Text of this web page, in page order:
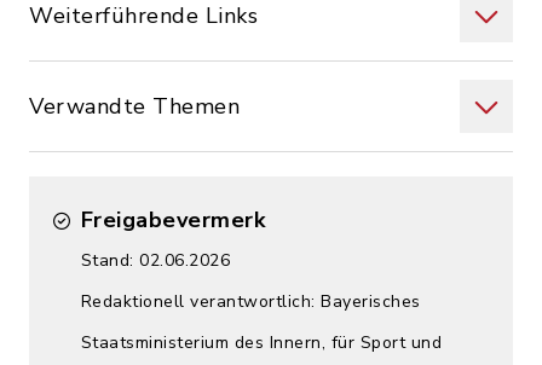
Weiterführende Links
Verwandte Themen
Freigabevermerk
Stand: 02.06.2026
Redaktionell verantwortlich: Bayerisches
Staatsministerium des Innern, für Sport und